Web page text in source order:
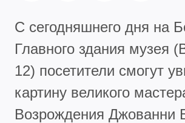
С сегодняшнего дня на
Главного здания музея
12) посетители смогут
картину великого
Возрождения Джованни